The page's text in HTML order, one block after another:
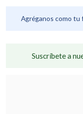
Agréganos como tu
Suscríbete a